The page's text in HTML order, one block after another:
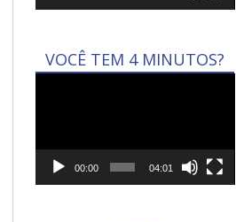
VOCÊ TEM 4 MINUTOS?
00:00 04:01